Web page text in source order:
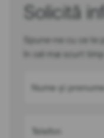
Solicită
Spune-ne cu ce
în cel mai scurt timp
Nume și prenume
Telefon